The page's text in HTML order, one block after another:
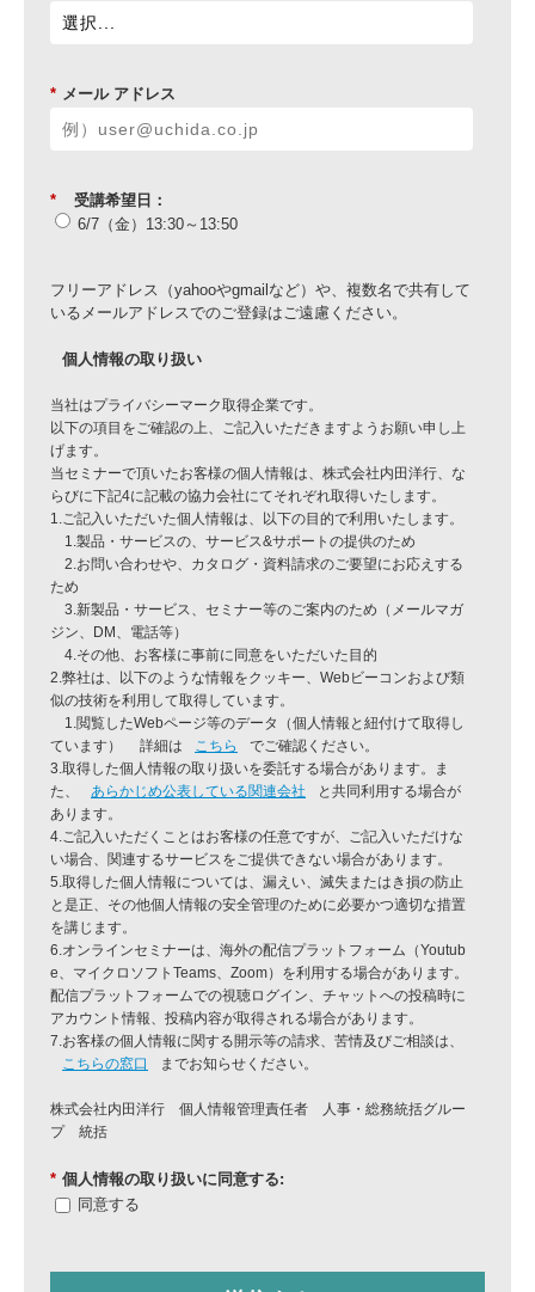
* メール アドレス
*
受講希望日：
6/7（金）13:30～13:50
フリーアドレス（yahooやgmailなど）や、複数名で共有して
いるメールアドレスでのご登録はご遠慮ください。
個人情報の取り扱い
当社はプライバシーマーク取得企業です。
以下の項目をご確認の上、ご記入いただきますようお願い申し上
げます。
当セミナーで頂いたお客様の個人情報は、株式会社内田洋行、な
らびに下記4に記載の協力会社にてそれぞれ取得いたします。
1.ご記入いただいた個人情報は、以下の目的で利用いたします。
1.製品・サービスの、サービス&サポートの提供のため
2.お問い合わせや、カタログ・資料請求のご要望にお応えする
ため
3.新製品・サービス、セミナー等のご案内のため（メールマガ
ジン、DM、電話等）
4.その他、お客様に事前に同意をいただいた目的
2.弊社は、以下のような情報をクッキー、Webビーコンおよび類
似の技術を利用して取得しています。
1.閲覧したWebページ等のデータ（個人情報と紐付けて取得し
ています） 詳細は
こちら
でご確認ください。
3.取得した個人情報の取り扱いを委託する場合があります。ま
た、
あらかじめ公表している関連会社
と共同利用する場合が
あります。
4.ご記入いただくことはお客様の任意ですが、ご記入いただけな
い場合、関連するサービスをご提供できない場合があります。
5.取得した個人情報については、漏えい、滅失またはき損の防止
と是正、その他個人情報の安全管理のために必要かつ適切な措置
を講じます。
6.オンラインセミナーは、海外の配信プラットフォーム（Youtub
e、マイクロソフトTeams、Zoom）を利用する場合があります。
配信プラットフォームでの視聴ログイン、チャットへの投稿時に
アカウント情報、投稿内容が取得される場合があります。
7.お客様の個人情報に関する開示等の請求、苦情及びご相談は、
こちらの窓口
までお知らせください。
株式会社内田洋行 個人情報管理責任者 人事・総務統括グルー
プ 統括
* 個人情報の取り扱いに同意する:
同意する